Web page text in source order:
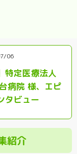
06
特定医療法人
病院 様、エピ
タビュー
紹介